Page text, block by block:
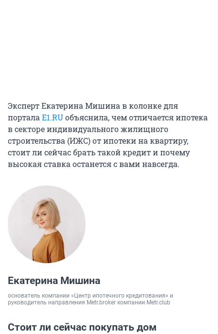
Эксперт Екатерина Мишина в колонке для
порталаE1.RUобъяснила, чем отличается ипотека
в секторе индивидуального жилищного
строительства (ИЖС) от ипотеки на квартиру,
стоит ли сейчас брать такой кредит и почему
высокая ставка останется с вами навсегда.
Екатерина Мишина
основатель компании «Центр ипотечного кредитования» и
руководитель направления Metr.broker компании Metr.club
Стоит ли сейчас покупать дом